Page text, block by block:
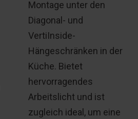
Montage unter den
Diagonal- und
VertiInside-
Hängeschränken in der
Küche. Bietet
hervorragendes
Arbeitslicht und ist
zugleich ideal, um eine